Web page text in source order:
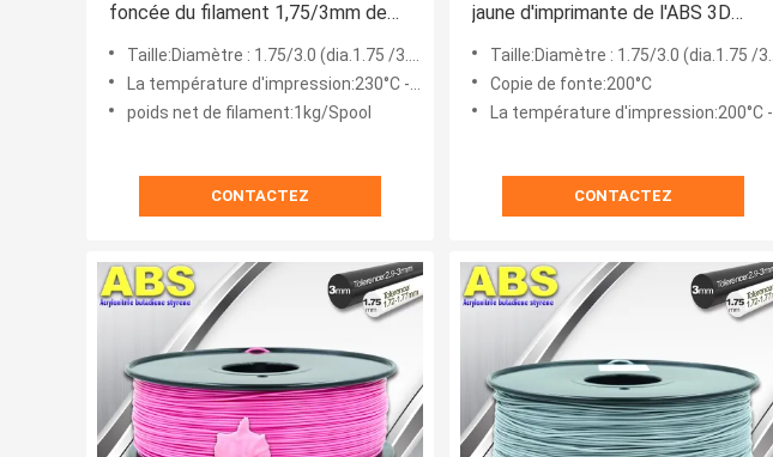
foncée du filament 1,75/3mm de
l'imprimante 3d dans le filament
bleu-foncé d'ABS
Taille:Diamètre : 1.75/3.0 (dia.1.75 /3.0 millimètre)
La température d'impression:230°C -270°C.
poids net de filament:1kg/Spool
CONTACTEZ
jaune d'imprimante de l'ABS 3D
1kg/bobine
Taille:Diamètre : 1.75/3.0 (dia.1.75 /3.0 millimètre)
Copie de fonte:200°C
La température d'impression:200°C -250°C.
CONTACTEZ